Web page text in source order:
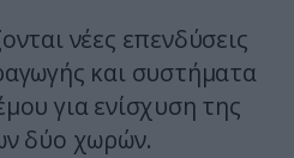
νέες επενδύσεις
και συστήματα
για ενίσχυση της
δύο χωρών.